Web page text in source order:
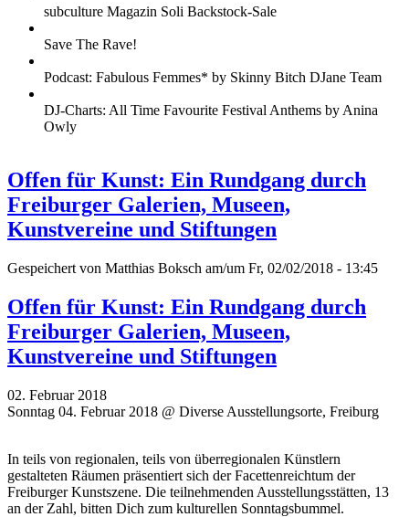
subculture Magazin Soli Backstock-Sale
Save The Rave!
Podcast: Fabulous Femmes* by Skinny Bitch DJane Team
DJ-Charts: All Time Favourite Festival Anthems by Anina
Owly
Offen für Kunst: Ein Rundgang durch
Freiburger Galerien, Museen,
Kunstvereine und Stiftungen
Gespeichert von Matthias Boksch am/um Fr, 02/02/2018 - 13:45
Offen für Kunst: Ein Rundgang durch
Freiburger Galerien, Museen,
Kunstvereine und Stiftungen
02. Februar 2018
Sonntag 04. Februar 2018 @ Diverse Ausstellungsorte, Freiburg
In teils von regionalen, teils von überregionalen Künstlern
gestalteten Räumen präsentiert sich der Facettenreichtum der
Freiburger Kunstszene. Die teilnehmenden Ausstellungsstätten, 13
an der Zahl, bitten Dich zum kulturellen Sonntagsbummel.